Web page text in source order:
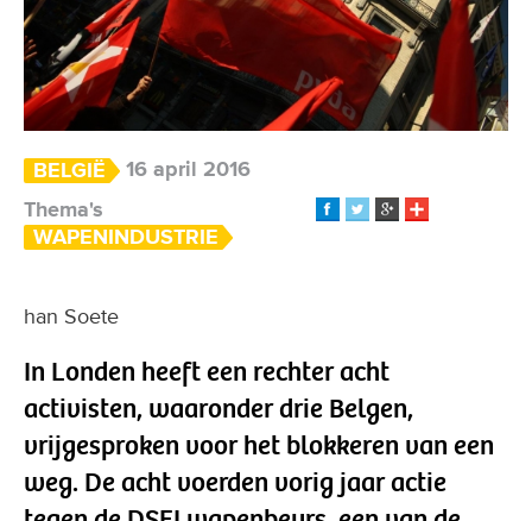
BELGIË
16 april 2016
Thema's
WAPENINDUSTRIE
han Soete
In Londen heeft een rechter acht
activisten, waaronder drie Belgen,
vrijgesproken voor het blokkeren van een
weg. De acht voerden vorig jaar actie